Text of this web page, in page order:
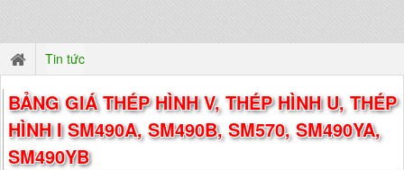
Tin tức
BẢNG GIÁ THÉP HÌNH V, THÉP HÌNH U, THÉP
HÌNH I SM490A, SM490B, SM570, SM490YA,
SM490YB